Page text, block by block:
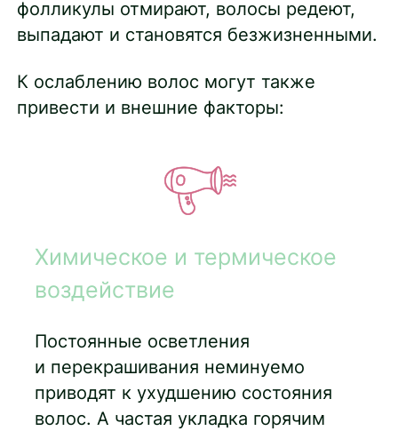
фолликулы отмирают, волосы редеют,
выпадают и становятся безжизненными.
К ослаблению волос могут также
привести и внешние факторы:
Химическое и термическое
воздействие
Постоянные осветления
и перекрашивания неминуемо
приводят к ухудшению состояния
волос. А частая укладка горячим